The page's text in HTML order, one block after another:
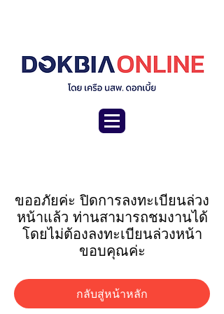
ขออภัยค่ะ ปิดการลงทะเบียนล่วง
หน้าแล้ว ท่านสามารถชมงานได้
โดยไม่ต้องลงทะเบียนล่วงหน้า
ขอบคุณค่ะ
กลับสู่หน้าหลัก